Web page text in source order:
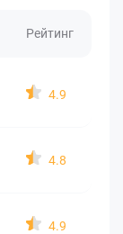
Рейтинг
4.9
4.8
4.9